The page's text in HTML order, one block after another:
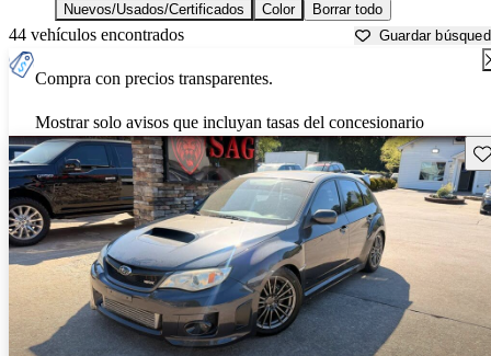
Nuevos/Usados/Certificados
Color Borrar todo
44 vehículos encontrados Guardar
Compra con precios transparentes.
Mostrar solo avisos que incluyan tasas del concesionario